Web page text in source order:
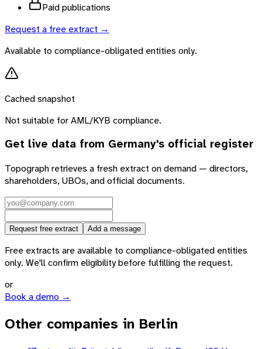
Paid publications
Request a free extract →
Available to compliance-obligated entities only.
Cached snapshot
Not suitable for AML/KYB compliance.
Get live data from Germany's official register
Topograph retrieves a fresh extract on demand — directors,
shareholders, UBOs, and official documents.
Request free extract Add a message
Free extracts are available to compliance-obligated entities
only. We'll confirm eligibility before fulfilling the request.
or
Book a demo →
Other companies in Berlin